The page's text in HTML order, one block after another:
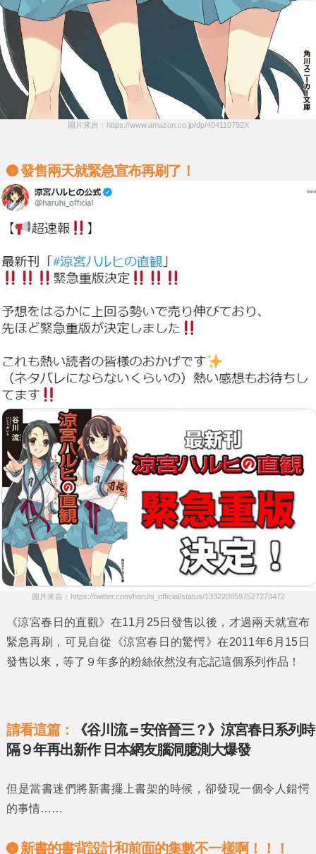
圖片來自：https://www.amazon.co.jp/dp/404110792X
發售兩天就緊急宣布再刷了！
圖片來自：https://twitter.com/haruhi_official/status/1332208597527273472
《涼宮春日的直觀》 在11月25日發售以後，才過兩天就宣布
緊急再刷，可見自從 《涼宮春日的驚愕》在2011年6月15日
發售以來，等了９年多的粉絲依然沒有忘記這個系列作品！
請看這篇：
《谷川流＝安倍晉三？》涼宮春日系列時
隔９年再出新作 日本網友腦洞臆測大爆發
但是當書迷們將新書擺上書架的時候，卻發現一個令人錯愕
的事情……
新書的書背設計和前面的集數不一樣啊！！！